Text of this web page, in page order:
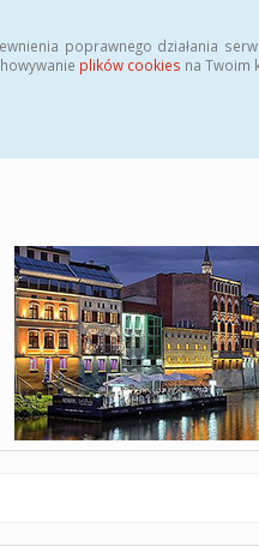
poprawnego działania
plików cookies na Twoim